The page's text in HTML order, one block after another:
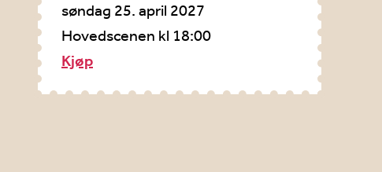
søndag 25. april 2027
Hovedscenen kl 18:00
Kjøp